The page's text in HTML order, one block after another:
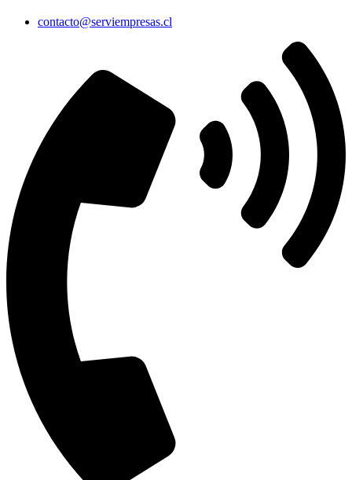
contacto@serviempresas.cl